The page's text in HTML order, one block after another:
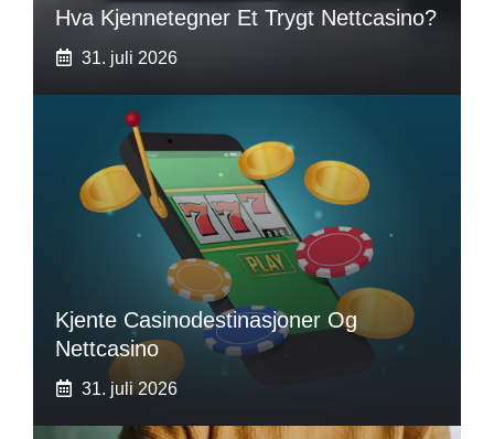
Hva Kjennetegner Et Trygt Nettcasino?
31. juli 2026
Kjente Casinodestinasjoner Og
Nettcasino
31. juli 2026